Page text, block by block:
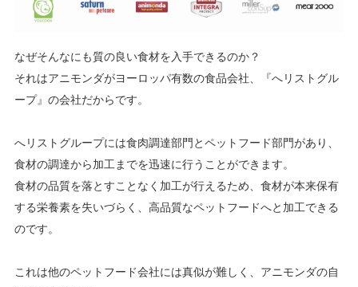
なぜそんなにも質の良い食材を入手できるのか？
それはアニモンダがヨーロッパ有数の食品会社、『へリストグル
ープ』の会社だからです。
へリストグループには食肉調達部門とペットフード部門があり、
食材の調達から加工までを迅速に行うことができます。
食材の品質を落とすことなく加工が行えるため、食材が本来保有
する栄養素を失いづらく、高品質なペットフードへと加工できる
のです。
これは他のペットフード会社には真似が難しく、アニモンダの自